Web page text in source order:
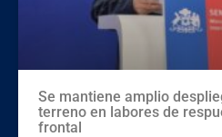
Se mantiene amplio
terreno en labores de
frontal